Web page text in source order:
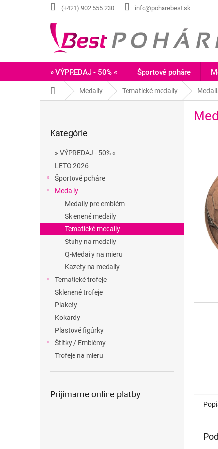
na
(+421) 902 555 230 info@poharebest.sk
» VÝPREDAJ - 50% « Športové poháre
DomovMedaily Tematické medaily
kategórie
Kategórie
» VÝPREDAJ - 50% «
LETO 2026
Športové poháre
Medaily
Medaily pre emblém
Sklenené medaily
Tematické medaily
Stuhy na medaily
Q-Medaily na mieru
Kazety na medaily
Tematické trofeje
Sklenené trofeje
Plakety
Kokardy
Plastové figúrky
Štítky / Emblémy
Trofeje na mieru
Prijímame online platby